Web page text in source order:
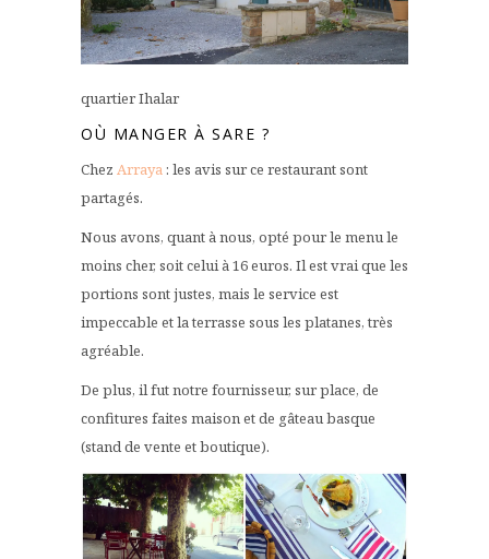
quartier Ihalar
OÙ MANGER À SARE ?
Chez Arraya : les avis sur ce restaurant sont
partagés.
Nous avons, quant à nous, opté pour le menu le
moins cher, soit celui à 16 euros. Il est vrai que les
portions sont justes, mais le service est
impeccable et la terrasse sous les platanes, très
agréable.
De plus, il fut notre fournisseur, sur place, de
confitures faites maison et de gâteau basque
(stand de vente et boutique).